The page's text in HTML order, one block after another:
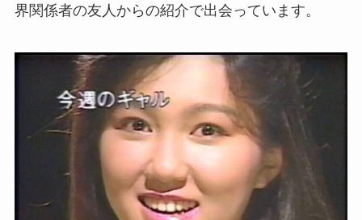
界関係者の友人からの紹介で出会っています。